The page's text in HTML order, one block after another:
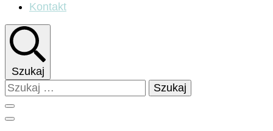
Kontakt
Szukaj
Szukaj: